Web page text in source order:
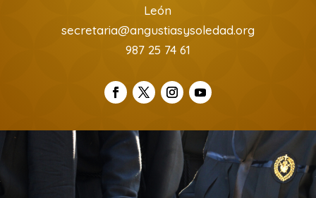
León
secretaria@angustiasysoledad.org
987 25 74 61